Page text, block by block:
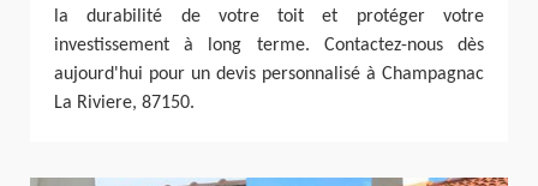
la durabilité de votre toit et protéger votre
investissement à long terme. Contactez-nous dès
aujourd'hui pour un devis personnalisé à Champagnac
La Riviere, 87150.